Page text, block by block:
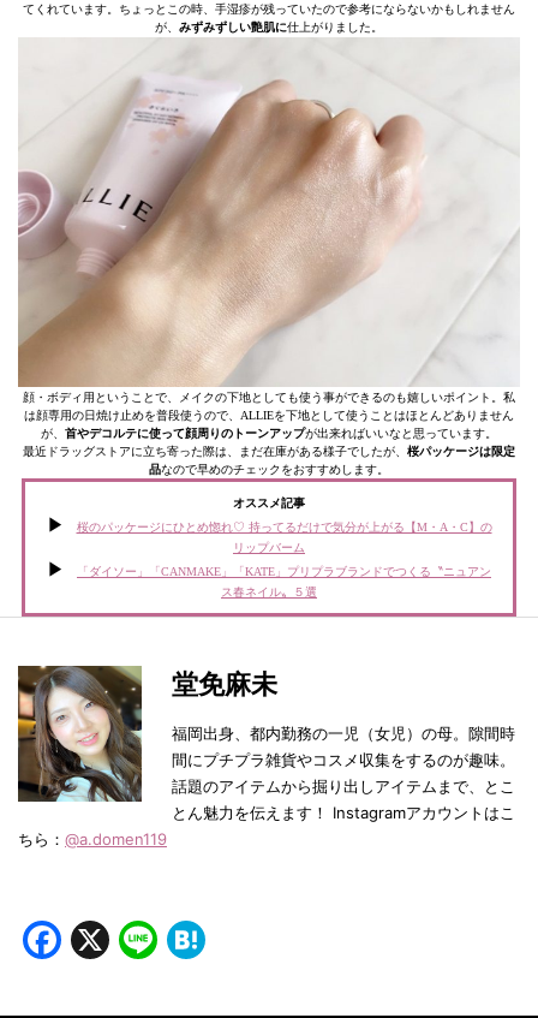
てくれています。ちょっとこの時、手湿疹が残っていたので参考にならないかもしれません
が、 みずみずしい艶肌に仕上がりました。
顔・ボディ用ということで、メイクの下地としても使う事ができるのも嬉しいポイント。私
は顔専用の日焼け止めを普段使うので、ALLIEを下地として使うことはほとんどありません
が、 首やデコルテに使って顔周りのトーンアップが出来ればいいなと思っています。
最近ドラッグストアに立ち寄った際は、まだ在庫がある様子でしたが、 桜パッケージは限定
品なので早めのチェックをおすすめします。
オススメ記事
桜のパッケージにひとめ惚れ♡ 持ってるだけで気分が上がる【M・A・C】の
リップバーム
「ダイソー」「CANMAKE」「KATE」プリプラブランドでつくる〝ニュアン
ス春ネイル〟５選
堂免麻未
福岡出身、都内勤務の一児（女児）の母。隙間時
間にプチプラ雑貨やコスメ収集をするのが趣味。
話題のアイテムから掘り出しアイテムまで、とこ
とん魅力を伝えます！ Instagramアカウントはこ
ちら： @a.domen119
Facebook
X Line